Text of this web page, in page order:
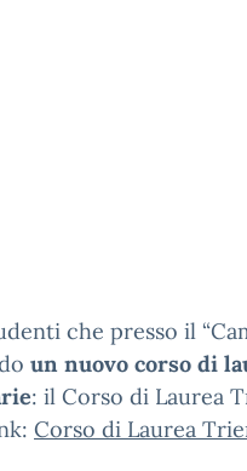
che presso il
un nuovo corso di
: il Corso di Laurea
Corso di Laurea